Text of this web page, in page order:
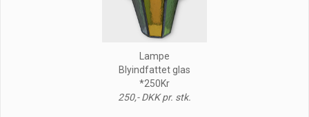
Lampe
Blyindfattet glas
*250Kr
250,- DKK pr. stk.